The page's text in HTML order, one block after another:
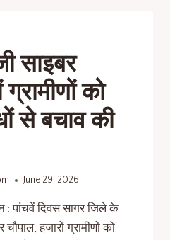
साइबर
को
से बचाव की
June 29, 2026
: पांचवें दिवस सागर जिले के
हजारों ग्रामीणों को